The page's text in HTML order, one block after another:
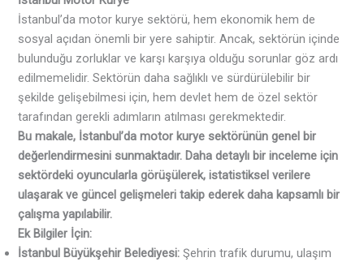
İstanbul’da motor kurye sektörü, hem ekonomik hem de
sosyal açıdan önemli bir yere sahiptir. Ancak, sektörün içinde
bulunduğu zorluklar ve karşı karşıya olduğu sorunlar göz ardı
edilmemelidir. Sektörün daha sağlıklı ve sürdürülebilir bir
şekilde gelişebilmesi için, hem devlet hem de özel sektör
tarafından gerekli adımların atılması gerekmektedir.
Bu makale, İstanbul’da motor kurye sektörünün genel bir
değerlendirmesini sunmaktadır. Daha detaylı bir inceleme için
sektördeki oyuncularla görüşülerek, istatistiksel verilere
ulaşarak ve güncel gelişmeleri takip ederek daha kapsamlı bir
çalışma yapılabilir.
Ek Bilgiler İçin:
İstanbul Büyükşehir Belediyesi: Şehrin trafik durumu, ulaşım